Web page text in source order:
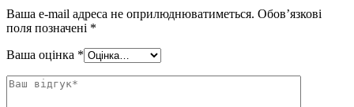
Ваша e-mail адреса не оприлюднюватиметься. Обов’язкові
поля позначені *
Ваша оцінка *